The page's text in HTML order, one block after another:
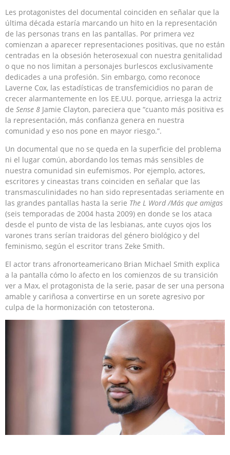
Les protagonistes del documental coinciden en señalar que la
última década estaría marcando un hito en la representación
de las personas trans en las pantallas. Por primera vez
comienzan a aparecer representaciones positivas, que no están
centradas en la obsesión heterosexual con nuestra genitalidad
o que no nos limitan a personajes burlescos exclusivamente
dedicades a una profesión. Sin embargo, como reconoce
Laverne Cox, las estadísticas de transfemicidios no paran de
crecer alarmantemente en los EE.UU. porque, arriesga la actriz
de Sense 8 Jamie Clayton, pareciera que “cuanto más positiva es
la representación, más confianza genera en nuestra
comunidad y eso nos pone en mayor riesgo.”.
Un documental que no se queda en la superficie del problema
ni el lugar común, abordando los temas más sensibles de
nuestra comunidad sin eufemismos. Por ejemplo, actores,
escritores y cineastas trans coinciden en señalar que las
transmasculinidades no han sido representadas seriamente en
las grandes pantallas hasta la serie The L Word /Más que amigas
(seis temporadas de 2004 hasta 2009) en donde se los ataca
desde el punto de vista de las lesbianas, ante cuyos ojos los
varones trans serían traidoras del género biológico y del
feminismo, según el escritor trans Zeke Smith.
El actor trans afronorteamericano Brian Michael Smith explica
a la pantalla cómo lo afecto en los comienzos de su transición
ver a Max, el protagonista de la serie, pasar de ser una persona
amable y cariñosa a convertirse en un sorete agresivo por
culpa de la hormonización con tetosterona.